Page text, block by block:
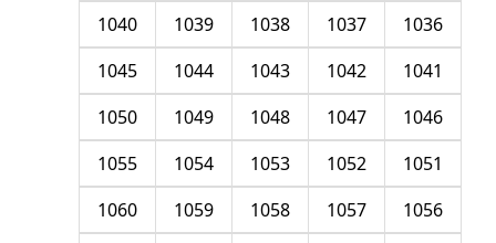
1036
1037
1038
1039
1040
1041
1042
1043
1044
1045
1046
1047
1048
1049
1050
1051
1052
1053
1054
1055
1056
1057
1058
1059
1060